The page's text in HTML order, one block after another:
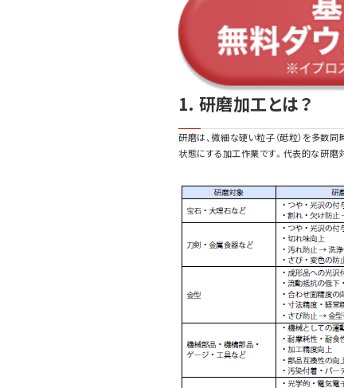
1. 研磨加工とは？
研磨は、微細な硬い粒子（砥粒）を多数同
状態にする加工作業です。代表的な研磨